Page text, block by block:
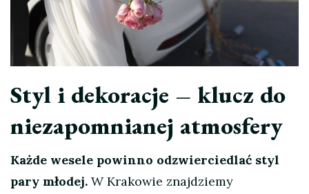
Styl i dekoracje – klucz do
niezapomnianej atmosfery
Każde wesele powinno odzwierciedlać styl
pary młodej. W Krakowie znajdziemy